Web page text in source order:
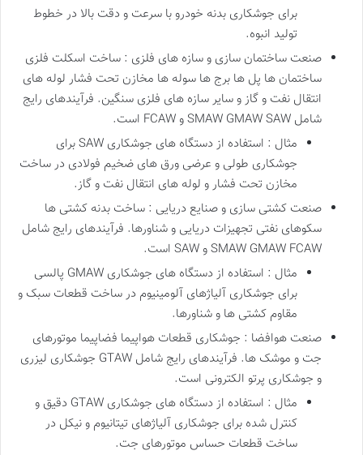
برای جوشکاری بدنه خودرو با سرعت و دقت بالا در خطوط
تولید انبوه.
صنعت ساختمان سازی و سازه های فلزی : ساخت اسکلت فلزی
ساختمان ها پل ها برج ها سوله ها مخازن تحت فشار لوله های
انتقال نفت و گاز و سایر سازه های فلزی سنگین. فرآیندهای رایج
شامل SMAW GMAW SAW و FCAW است.
مثال : استفاده از دستگاه های جوشکاری SAW برای
جوشکاری طولی و عرضی ورق های ضخیم فولادی در ساخت
مخازن تحت فشار و لوله های انتقال نفت و گاز.
صنعت کشتی سازی و صنایع دریایی : ساخت بدنه کشتی ها
سکوهای نفتی تجهیزات دریایی و شناورها. فرآیندهای رایج شامل
SMAW GMAW FCAW و SAW است.
مثال : استفاده از دستگاه های جوشکاری GMAW پالسی
برای جوشکاری آلیاژهای آلومینیوم در ساخت قطعات سبک و
مقاوم کشتی ها و شناورها.
صنعت هوافضا : جوشکاری قطعات هواپیما فضاپیما موتورهای
جت و موشک ها. فرآیندهای رایج شامل GTAW جوشکاری لیزری
و جوشکاری پرتو الکترونی است.
مثال : استفاده از دستگاه های جوشکاری GTAW دقیق و
کنترل شده برای جوشکاری آلیاژهای تیتانیوم و نیکل در
ساخت قطعات حساس موتورهای جت.